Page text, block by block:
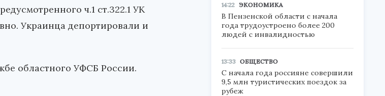
ч.1 ст.322.1 УК
Украинца депортировали и
областного УФСБ России.
14:22 ЭКОНОМИКА
В Пензенской области с начала
года трудоустроено более 200
людей с инвалидностью
13:33 ОБЩЕСТВО
С начала года россияне совершили
9,5 млн туристических поездок за
рубеж